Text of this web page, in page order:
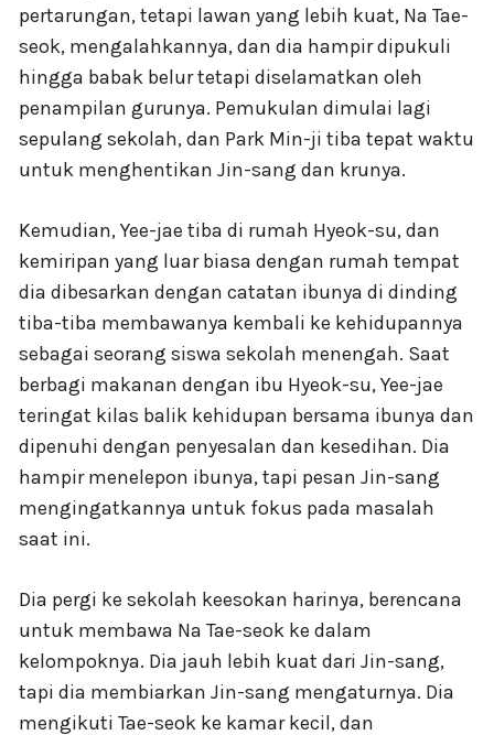
pertarungan, tetapi lawan yang lebih kuat, Na Tae-
seok, mengalahkannya, dan dia hampir dipukuli
hingga babak belur tetapi diselamatkan oleh
penampilan gurunya. Pemukulan dimulai lagi
sepulang sekolah, dan Park Min-ji tiba tepat waktu
untuk menghentikan Jin-sang dan krunya.
Kemudian, Yee-jae tiba di rumah Hyeok-su, dan
kemiripan yang luar biasa dengan rumah tempat
dia dibesarkan dengan catatan ibunya di dinding
tiba-tiba membawanya kembali ke kehidupannya
sebagai seorang siswa sekolah menengah. Saat
berbagi makanan dengan ibu Hyeok-su, Yee-jae
teringat kilas balik kehidupan bersama ibunya dan
dipenuhi dengan penyesalan dan kesedihan. Dia
hampir menelepon ibunya, tapi pesan Jin-sang
mengingatkannya untuk fokus pada masalah
saat ini.
Dia pergi ke sekolah keesokan harinya, berencana
untuk membawa Na Tae-seok ke dalam
kelompoknya. Dia jauh lebih kuat dari Jin-sang,
tapi dia membiarkan Jin-sang mengaturnya. Dia
mengikuti Tae-seok ke kamar kecil, dan